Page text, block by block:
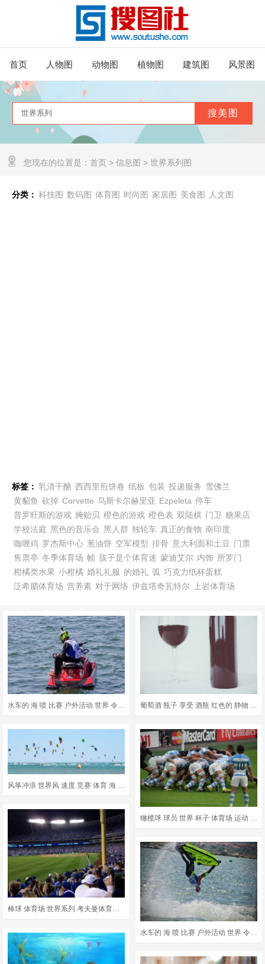
首页 人物图 动物图 植物图 建筑图 风景图
您现在的位置是： 首页 > 信息图 > 世界系列图
分类： 科技图 数码图 体育图 时尚图 家居图 美食图 人文图
标签： 乳清干酪 西西里煎饼卷 纸板 包装 投递服务 雪佛兰
黄貂鱼 砍掉 Corvette 乌斯卡尔赫里亚 Ezpeleta 停车
普罗旺斯的游戏 腌贻贝 橙色的游戏 橙色表 双陆棋 门卫 糖果店
学校法庭 黑色的音乐会 黑人群 独轮车 真正的食物 南印度
咖喱鸡 罗杰斯中心 葱油饼 空军模型 排骨 意大利面和土豆 门票
售票亭 冬季体育场 帧 孩子是个体育迷 蒙迪艾尔 内饰 所罗门
柑橘类水果 小柑橘 婚礼礼服 的婚礼 弧 巧克力纸杯蛋糕
泛希腊体育场 营养素 对于网络 伊兹塔奇瓦特尔 上岩体育场
风筝冲浪 世界风 速度 竞赛 体育 海 种族
棒球 体育场 世界系列 考夫曼体育场 棒球场
橄榄球 球员 世界 杯子 体育场 运动 温布利 锦标赛
水车的 海 喷 比赛 户外活动 世界 令人兴奋 撒丁岛 体育